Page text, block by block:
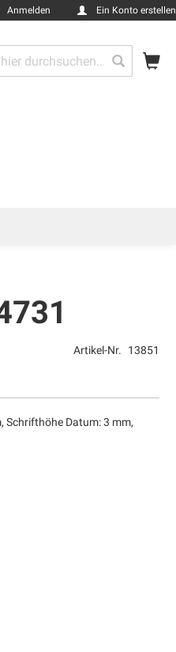
Anmelden Ein Konto erstellen
Artikel-Nr. 13851
Schrifthöhe Datum: 3 mm,